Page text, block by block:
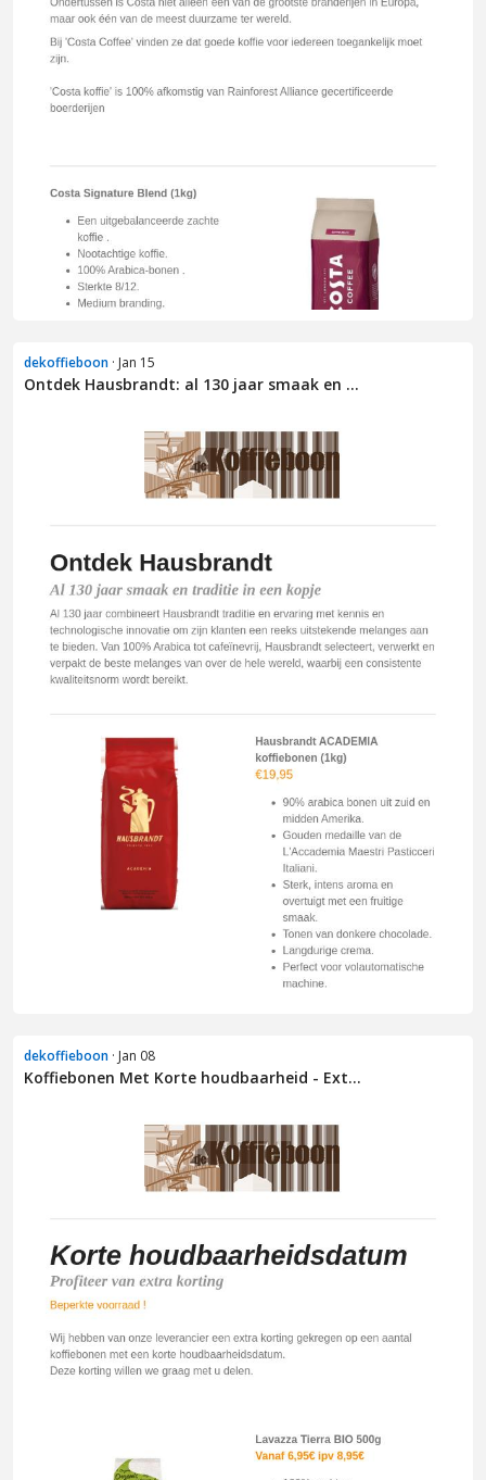
dekoffieboon · Jan 15
Ontdek Hausbrandt: al 130 jaar smaak en ...
dekoffieboon · Jan 08
Koffiebonen Met Korte houdbaarheid - Ext...